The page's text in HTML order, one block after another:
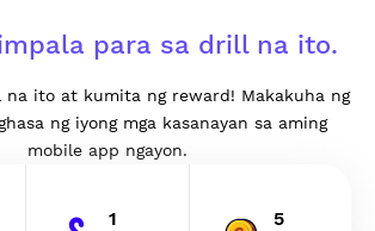
para sa drill na ito.
na ito at kumita ng reward! Makakuha ng
ng iyong mga kasanayan sa aming
mobile app ngayon.
1 5